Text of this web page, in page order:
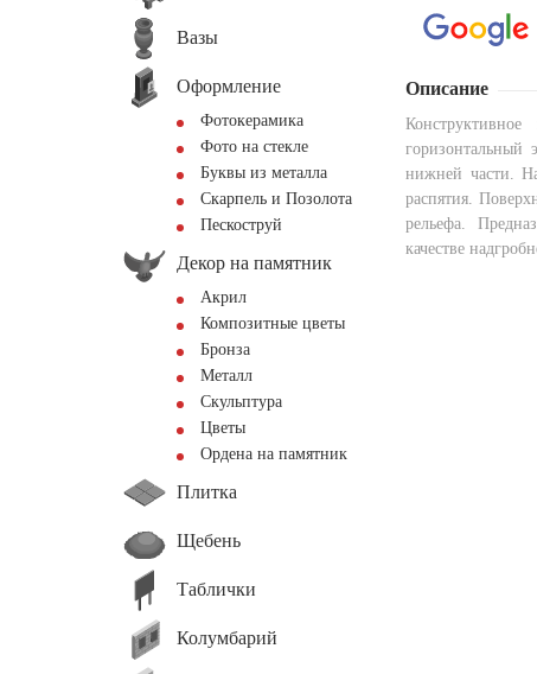
Вазы
Оформление
Фотокерамика
Фото на стекле
Буквы из металла
Скарпель и Позолота
Пескоструй
Декор на памятник
Акрил
Композитные цветы
Бронза
Металл
Скульптура
Цветы
Ордена на памятник
Плитка
Щебень
Таблички
Колумбарий
Описание
горизонтальный
нижней части.
распятия.
рельефа.
качестве